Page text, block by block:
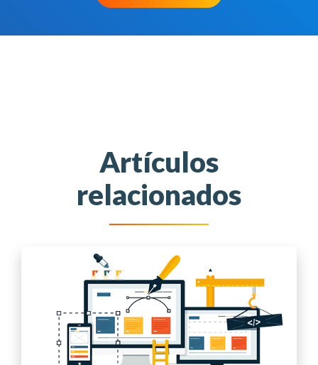
Artículos
relacionados